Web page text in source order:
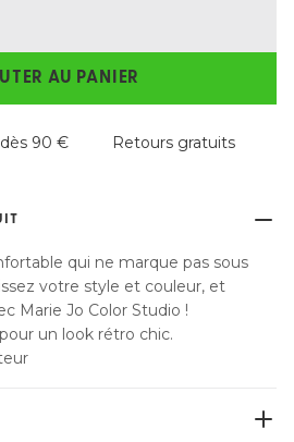
AU PANIER
90 € Retours gratuits
qui ne marque pas sous
votre style et couleur, et
Marie Jo Color Studio !
un look rétro chic.